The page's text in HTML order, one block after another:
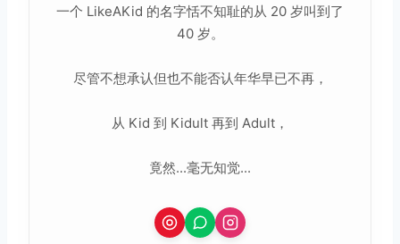
一个 LikeAKid 的名字恬不知耻的从 20 岁叫到了
40 岁。
尽管不想承认但也不能否认年华早已不再，
从 Kid 到 Kidult 再到 Adult，
竟然...毫无知觉...